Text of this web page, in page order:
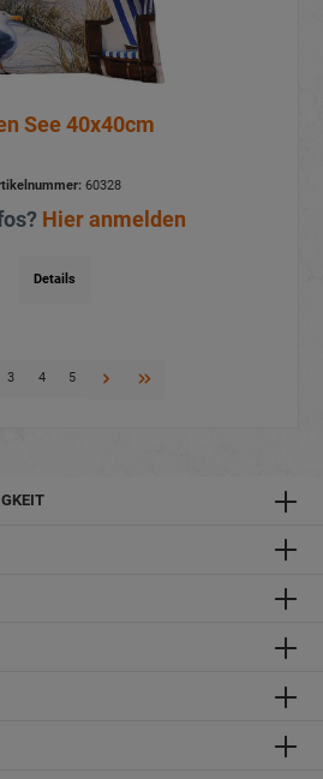
See 40x40cm
60328
Hier anmelden
Details
3 4 5